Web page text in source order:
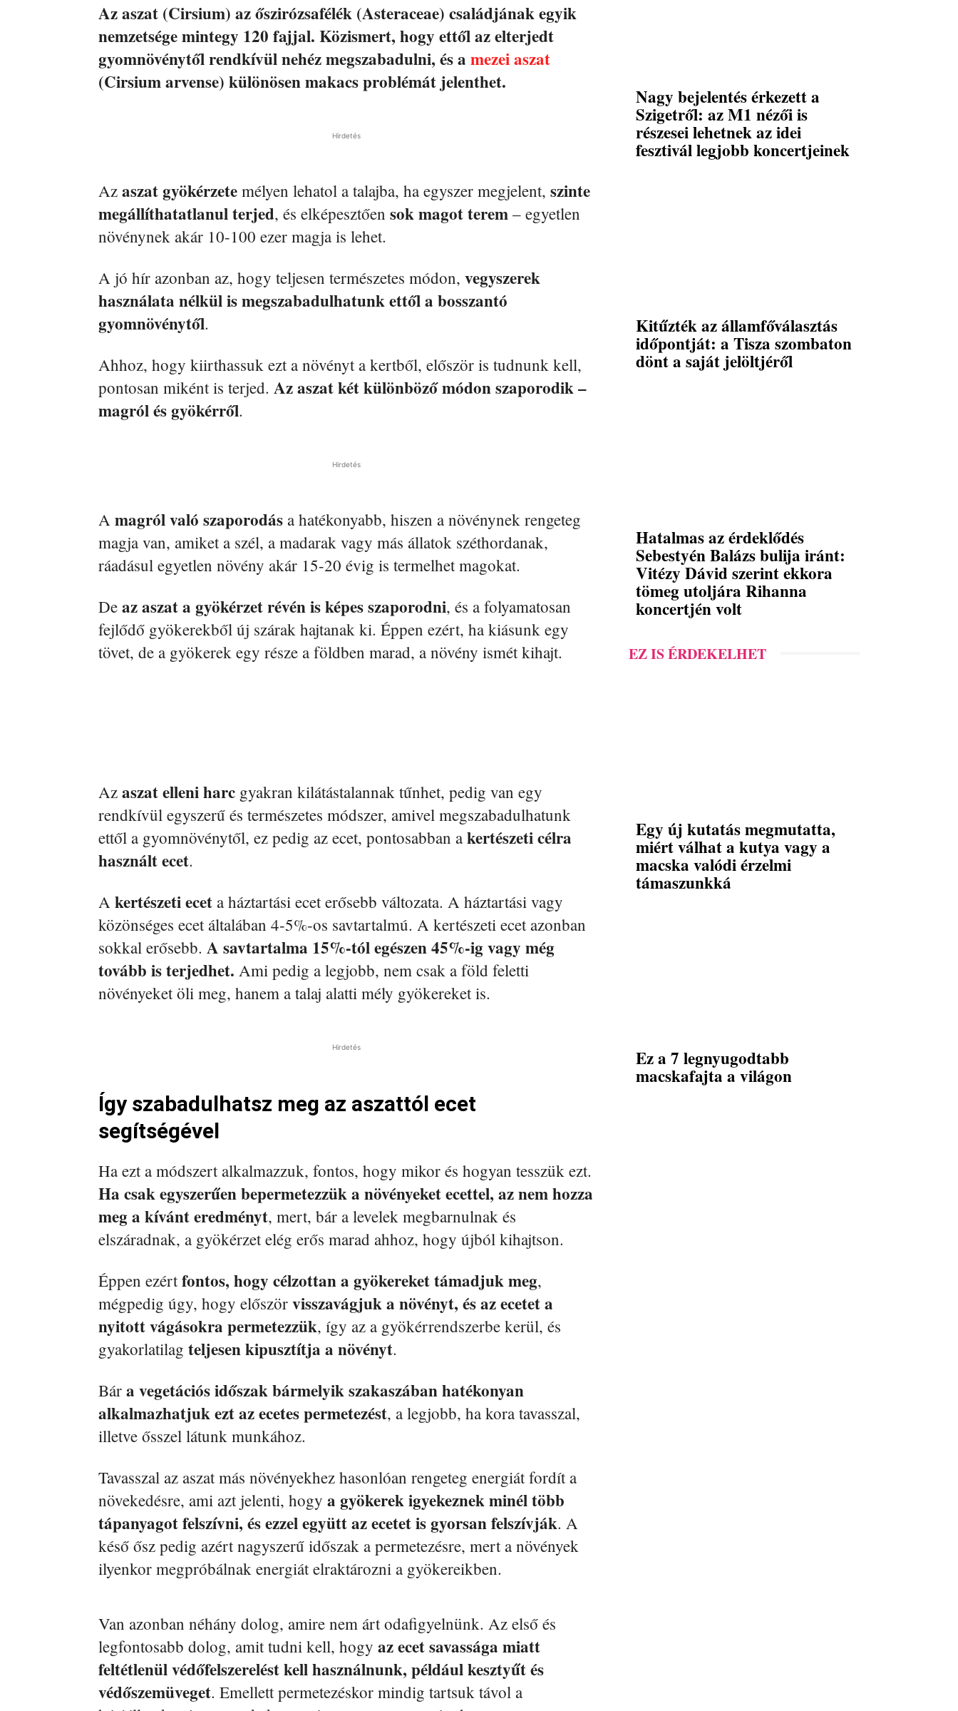
Az aszat (Cirsium) az őszirózsafélék (Asteraceae) családjának egyik
nemzetsége mintegy 120 fajjal. Közismert, hogy ettől az elterjedt
gyomnövénytől rendkívül nehéz megszabadulni, és a mezei aszat
(Cirsium arvense) különösen makacs problémát jelenthet.
Hirdetés
Az aszat gyökérzete mélyen lehatol a talajba, ha egyszer megjelent, szinte
megállíthatatlanul terjed, és elképesztően sok magot terem – egyetlen
növénynek akár 10-100 ezer magja is lehet.
A jó hír azonban az, hogy teljesen természetes módon, vegyszerek
használata nélkül is megszabadulhatunk ettől a bosszantó
gyomnövénytől.
Ahhoz, hogy kiirthassuk ezt a növényt a kertből, először is tudnunk kell,
pontosan miként is terjed. Az aszat két különböző módon szaporodik –
magról és gyökérről.
Hirdetés
A magról való szaporodás a hatékonyabb, hiszen a növénynek rengeteg
magja van, amiket a szél, a madarak vagy más állatok széthordanak,
ráadásul egyetlen növény akár 15-20 évig is termelhet magokat.
De az aszat a gyökérzet révén is képes szaporodni, és a folyamatosan
fejlődő gyökerekből új szárak hajtanak ki. Éppen ezért, ha kiásunk egy
tövet, de a gyökerek egy része a földben marad, a növény ismét kihajt.
Az aszat elleni harc gyakran kilátástalannak tűnhet, pedig van egy
rendkívül egyszerű és természetes módszer, amivel megszabadulhatunk
ettől a gyomnövénytől, ez pedig az ecet, pontosabban a kertészeti célra
használt ecet.
A kertészeti ecet a háztartási ecet erősebb változata. A háztartási vagy
közönséges ecet általában 4-5%-os savtartalmú. A kertészeti ecet azonban
sokkal erősebb. A savtartalma 15%-tól egészen 45%-ig vagy még
tovább is terjedhet. Ami pedig a legjobb, nem csak a föld feletti
növényeket öli meg, hanem a talaj alatti mély gyökereket is.
Hirdetés
Így szabadulhatsz meg az aszattól ecet
segítségével
Ha ezt a módszert alkalmazzuk, fontos, hogy mikor és hogyan tesszük ezt.
Ha csak egyszerűen bepermetezzük a növényeket ecettel, az nem hozza
meg a kívánt eredményt, mert, bár a levelek megbarnulnak és
elszáradnak, a gyökérzet elég erős marad ahhoz, hogy újból kihajtson.
Éppen ezértfontos, hogy célzottan a gyökereket támadjuk meg,
mégpedig úgy, hogy először visszavágjuk a növényt, és az ecetet a
nyitott vágásokra permetezzük, így az a gyökérrendszerbe kerül, és
gyakorlatilag teljesen kipusztítja a növényt.
Bár a vegetációs időszak bármelyik szakaszában hatékonyan
alkalmazhatjuk ezt az ecetes permetezést, a legjobb, ha kora tavasszal,
illetve ősszel látunk munkához.
Tavasszal az aszat más növényekhez hasonlóan rengeteg energiát fordít a
növekedésre, ami azt jelenti, hogy a gyökerek igyekeznek minél több
tápanyagot felszívni, és ezzel együtt az ecetet is gyorsan felszívják. A
késő ősz pedig azért nagyszerű időszak a permetezésre, mert a növények
ilyenkor megpróbálnak energiát elraktározni a gyökereikben.
Van azonban néhány dolog, amire nem árt odafigyelnünk. Az első és
legfontosabb dolog, amit tudni kell, hogy az ecet savassága miatt
feltétlenül védőfelszerelést kell használnunk, például kesztyűt és
védőszemüveget. Emellett permetezéskor mindig tartsuk távol a
Nagy bejelentés érkezett a
Szigetről: az M1 nézői is
részesei lehetnek az idei
fesztivál legjobb koncertjeinek
Kitűzték az államfőválasztás
időpontját: a Tisza szombaton
dönt a saját jelöltjéről
Hatalmas az érdeklődés
Sebestyén Balázs bulija iránt:
Vitézy Dávid szerint ekkora
tömeg utoljára Rihanna
koncertjén volt
EZ IS ÉRDEKELHET
Egy új kutatás megmutatta,
miért válhat a kutya vagy a
macska valódi érzelmi
támaszunkká
Ez a 7 legnyugodtabb
macskafajta a világon